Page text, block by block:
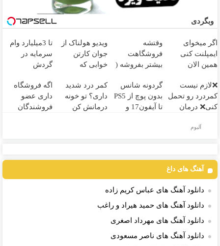
وبگردی
اگر میخوای
ایمپلنت کنی
همین الان
۲۵ میلیون
تومان!!!
وقتشه
فروشگاهت
بیشتر بفروشه (
نام کن )
ویدیو هولناک از
جوان کارتن
خوابی که
آموزش رایگان
تا 3میلیارد وام
سرمایه در
گردش
فروشگاهت رو
ثبت کن
❌لازم نیست
کمردرد رو تحمل
کنی❌ درمان
گردونه شانس
بدون پوچ از PS5
تا آیفون17 و
کمر درد شدید
داری؟ تو خونه
درمانش کن
اگه فروشگاه
داری عضو
فروشندگان
آلبوم
آهنگ های داغ
دانلود آهنگ های عباس کریم زاده
دانلود آهنگ های حمید هیراد و راغب
دانلود آهنگ های مهرداد اصغری
دانلود آهنگ های ناصر مسعودی